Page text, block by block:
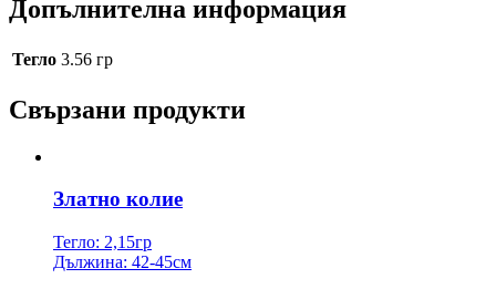
Допълнителна информация
Тегло 3.56 гр
Свързани продукти
Златно колие
Тегло: 2,15гр
Дължина: 42-45см